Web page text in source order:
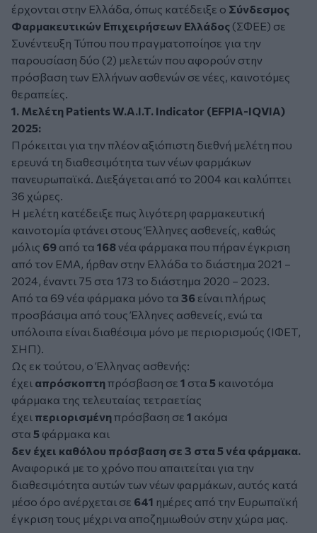
έρχονται στην Ελλάδα, όπως κατέδειξε ο Σύνδεσμος
Φαρμακευτικών Επιχειρήσεων Ελλάδος (ΣΦΕΕ) σε
Συνέντευξη Τύπου που πραγματοποίησε για την
παρουσίαση δύο (2) μελετών που αφορούν στην
πρόσβαση των Ελλήνων ασθενών σε νέες, καινοτόμες
θεραπείες.
1. Μελέτη Patients W.A.I.T. Indicator (EFPIA-IQVIA)
2025:
Πρόκειται για την πλέον αξιόπιστη διεθνή μελέτη που
ερευνά τη διαθεσιμότητα των νέων φαρμάκων
πανευρωπαϊκά. Διεξάγεται από το 2004 και καλύπτει
36 χώρες.
Η μελέτη κατέδειξε πως λιγότερη φαρμακευτική
καινοτομία φτάνει στους Έλληνες ασθενείς, καθώς
μόλις 69 από τα 168νέα φάρμακα που πήραν έγκριση
από τον ΕΜΑ, ήρθαν στην Ελλάδα το διάστημα 2021 –
2024, έναντι 75 στα 173 το διάστημα 2020 – 2023.
Από τα 69 νέα φάρμακα μόνο τα 36 είναι πλήρως
προσβάσιμα από τους Έλληνες ασθενείς, ενώ τα
υπόλοιπα είναι διαθέσιμα μόνο με περιορισμούς (ΙΦΕΤ,
ΣΗΠ).
Ως εκ τούτου, ο Έλληνας ασθενής:
έχει απρόσκοπτηπρόσβαση σε 1 στα 5 καινοτόμα
φάρμακα της τελευταίας τετραετίας
έχει περιορισμένηπρόσβαση σε 1 ακόμα
στα 5 φάρμακα και
δεν έχει καθόλου πρόσβαση σε 3 στα 5 νέα φάρμακα.
Αναφορικά με το χρόνο που απαιτείται για την
διαθεσιμότητα αυτών των νέων φαρμάκων, αυτός κατά
μέσο όρο ανέρχεται σε 641 ημέρες από την Ευρωπαϊκή
έγκριση τους μέχρι να αποζημιωθούν στην χώρα μας.